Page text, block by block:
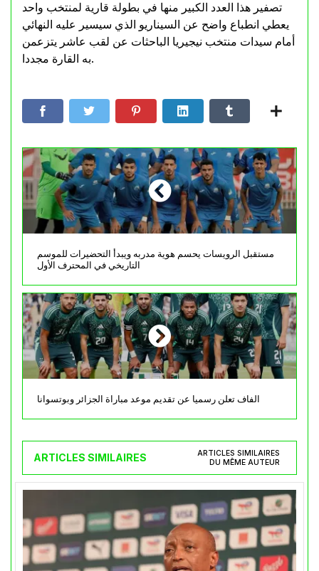
تصفير هذا العدد الكبير منها في بطولة قارية لمنتخب واحد
يعطي انطباع واضح عن السيناريو الذي سيسير عليه النهائي
أمام سيدات منتخب نيجيريا الباحثات عن لقب عاشر يتزعمن
به القارة مجددا.
مستقبل الرويسات يحسم هوية مدربه ويبدأ التحضيرات للموسم
التاريخي في المحترف الأول
الفاف تعلن رسميا عن تقديم موعد مباراة الجزائر وبوتسوانا
ARTICLES SIMILAIRES
ARTICLES SIMILAIRES
DU MÊME AUTEUR